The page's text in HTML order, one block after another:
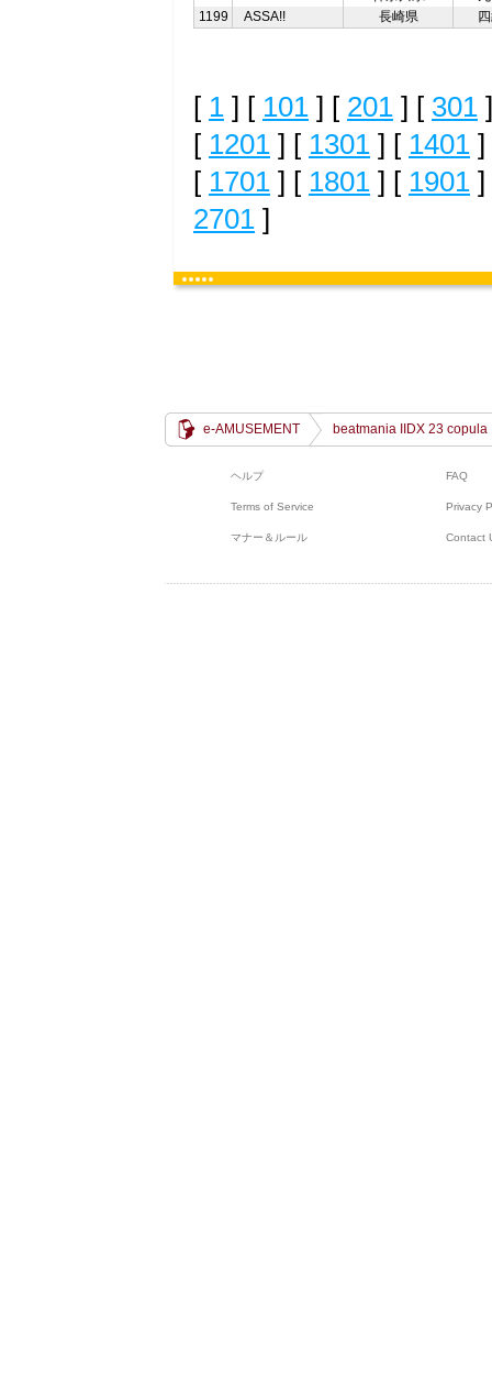
1199
ASSA!! 長崎県
[ 1 ] [ 101 ] [ 201 ] [ 301
[ 1201 ] [ 1301 ] [ 1401
[ 1701 ] [ 1801 ] [ 1901
2701 ]
e-AMUSEMENT beatmania IIDX 23 copula
ヘルプ FAQ
Terms of Service Privacy
マナー＆ルール Contact